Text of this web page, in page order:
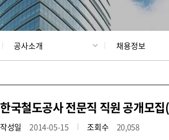
공사소개 채용정보
한국철도공사 전문직 직원 공개모
작성일 2014-05-15 조회수 20,058